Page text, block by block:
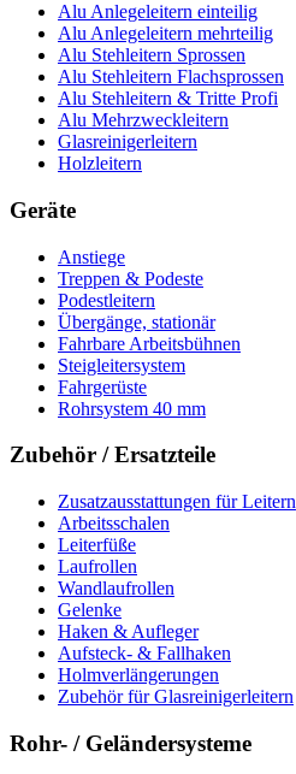
Alu Anlegeleitern einteilig
Alu Anlegeleitern mehrteilig
Alu Stehleitern Sprossen
Alu Stehleitern Flachsprossen
Alu Stehleitern & Tritte Profi
Alu Mehrzweckleitern
Glasreinigerleitern
Holzleitern
Geräte
Anstiege
Treppen & Podeste
Podestleitern
Übergänge, stationär
Fahrbare Arbeitsbühnen
Steigleitersystem
Fahrgerüste
Rohrsystem 40 mm
Zubehör / Ersatzteile
Zusatzausstattungen für Leitern
Arbeitsschalen
Leiterfüße
Laufrollen
Wandlaufrollen
Gelenke
Haken & Aufleger
Aufsteck- & Fallhaken
Holmverlängerungen
Zubehör für Glasreinigerleitern
Rohr- / Geländersysteme